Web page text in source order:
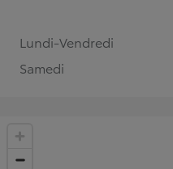
Lundi-Vendredi
Samedi